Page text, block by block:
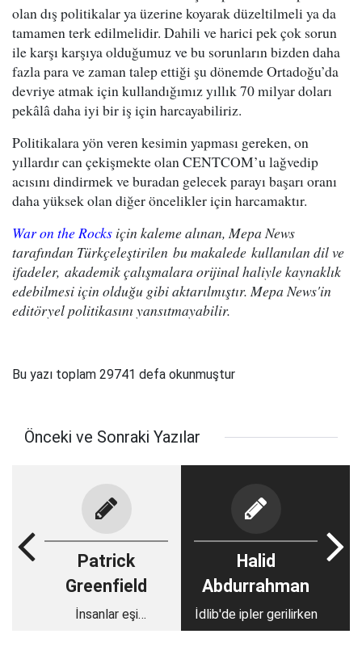
olan dış politikalar ya üzerine koyarak düzeltilmeli ya da
tamamen terk edilmelidir. Dahili ve harici pek çok sorun
ile karşı karşıya olduğumuz ve bu sorunların bizden daha
fazla para ve zaman talep ettiği şu dönemde Ortadoğu’da
devriye atmak için kullandığımız yıllık 70 milyar doları
pekâlâ daha iyi bir iş için harcayabiliriz.
Politikalara yön veren kesimin yapması gereken, on
yıllardır can çekişmekte olan CENTCOM’u lağvedip
acısını dindirmek ve buradan gelecek parayı başarı oranı
daha yüksek olan diğer öncelikler için harcamaktır.
War on the Rocks için kaleme alınan, Mepa News
tarafından Türkçeleştirilen bu makalede kullanılan dil ve
ifadeler, akademik çalışmalara orijinal haliyle kaynaklık
edebilmesi için olduğu gibi aktarılmıştır. Mepa News'in
editöryel politikasını yansıtmayabilir.
Bu yazı toplam 29741 defa okunmuştur
Önceki ve Sonraki Yazılar
Patrick
Greenfield
İnsanlar eşi
Halid
Abdurrahman
İdlib'de ipler gerilirken